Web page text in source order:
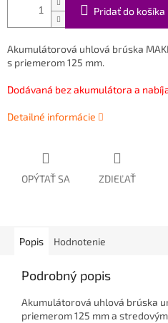
Pridať do košíka
Akumulátorová uhlová brúska
s priemerom 125 mm.
Dodávaná bez akumulátora a
Detailné informácie
OPÝTAŤ SA ZDIEĽAŤ
Popis Hodnotenie
Podrobný popis
Akumulátorová uhlová brúska
priemerom 125 mm a